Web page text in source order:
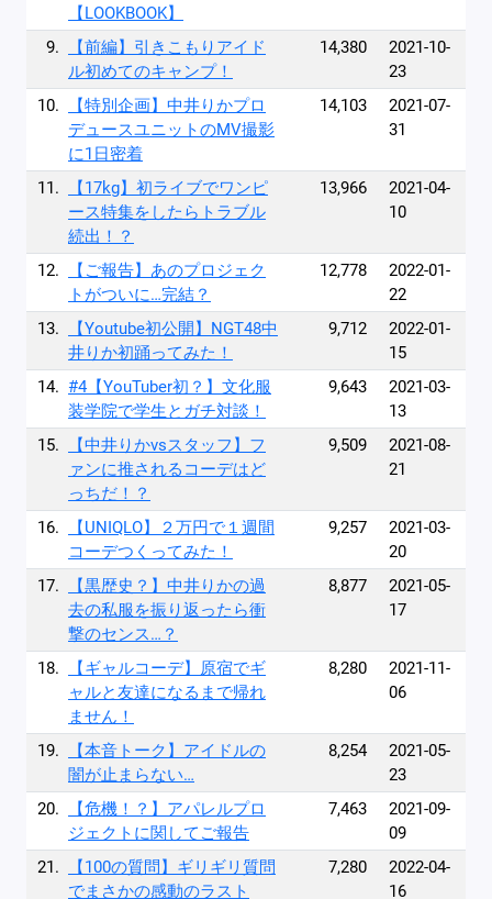
【LOOKBOOK】
9.
【前編】引きこもりアイド
ル初めてのキャンプ！
14,380
2021-10-
23
10.
【特別企画】中井りかプロ
デュースユニットのMV撮影
に1日密着
14,103
2021-07-
31
11.
【17kg】初ライブでワンピ
ース特集をしたらトラブル
続出！？
13,966
2021-04-
10
12.
【ご報告】あのプロジェク
トがついに…完結？
12,778
2022-01-
22
13.
【Youtube初公開】NGT48中
井りか初踊ってみた！
9,712
2022-01-
15
14. #4【YouTuber初？】文化服
装学院で学生とガチ対談！
9,643
2021-03-
13
15.
【中井りかvsスタッフ】フ
ァンに推されるコーデはど
っちだ！？
9,509
2021-08-
21
16.
【UNIQLO】２万円で１週間
コーデつくってみた！
9,257
2021-03-
20
17.
【黒歴史？】中井りかの過
去の私服を振り返ったら衝
撃のセンス…？
8,877
2021-05-
17
18.
【ギャルコーデ】原宿でギ
ャルと友達になるまで帰れ
ません！
8,280
2021-11-
06
19.
【本音トーク】アイドルの
闇が止まらない…
8,254
2021-05-
23
20.
【危機！？】アパレルプロ
ジェクトに関してご報告
7,463
2021-09-
09
21.
【100の質問】ギリギリ質問
でまさかの感動のラスト
7,280
2022-04-
16